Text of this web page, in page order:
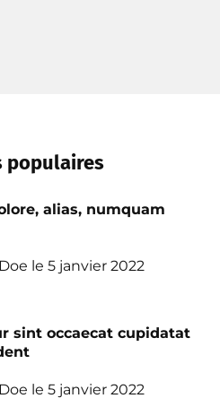
populaires
alias, numquam
le 5 janvier 2022
sint occaecat cupidatat
le 5 janvier 2022